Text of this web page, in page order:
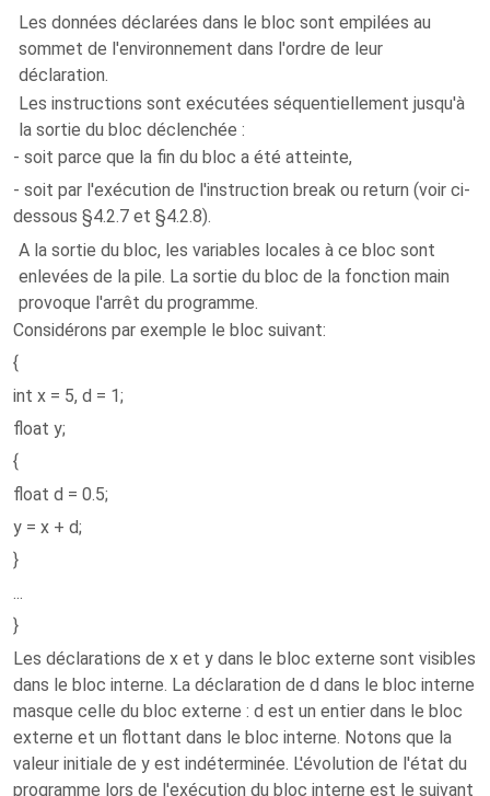
Les données déclarées dans le bloc sont empilées au
sommet de l'environnement dans l'ordre de leur
déclaration.
Les instructions sont exécutées séquentiellement jusqu'à
la sortie du bloc déclenchée :
- soit parce que la fin du bloc a été atteinte,
- soit par l'exécution de l'instruction break ou return (voir ci-
dessous §4.2.7 et §4.2.8).
A la sortie du bloc, les variables locales à ce bloc sont
enlevées de la pile. La sortie du bloc de la fonction main
provoque l'arrêt du programme.
Considérons par exemple le bloc suivant:
{
int x = 5, d = 1;
float y;
{
float d = 0.5;
y = x + d;
}
...
}
Les déclarations de x et y dans le bloc externe sont visibles
dans le bloc interne. La déclaration de d dans le bloc interne
masque celle du bloc externe : d est un entier dans le bloc
externe et un flottant dans le bloc interne. Notons que la
valeur initiale de y est indéterminée. L'évolution de l'état du
programme lors de l'exécution du bloc interne est le suivant